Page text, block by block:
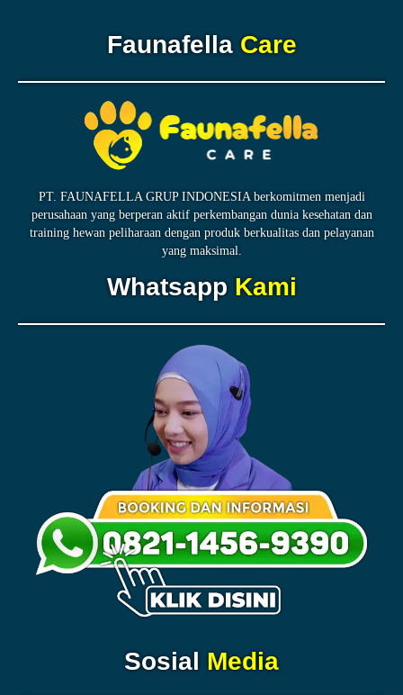
FaunafellaCare
PT. FAUNAFELLA GRUP INDONESIA berkomitmen menjadi
perusahaan yang berperan aktif perkembangan dunia kesehatan dan
training hewan peliharaan dengan produk berkualitas dan pelayanan
yang maksimal.
WhatsappKami
Sosial Media